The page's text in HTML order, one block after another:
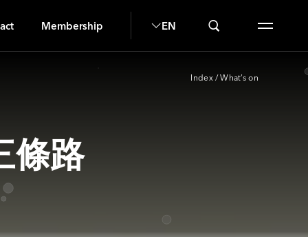
Membership EN
Index / What’s on
條路